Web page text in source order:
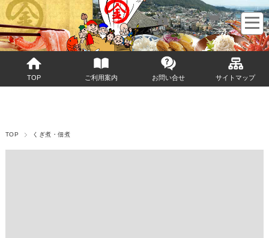
マイページへログイン カートをみる
TOP ご利用案内 お問い合せ サイトマップ
TOP くぎ煮・佃煮